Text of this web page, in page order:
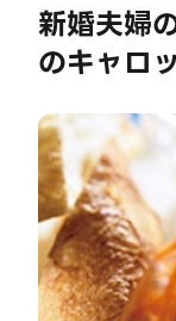
新婚夫婦
のキャロ